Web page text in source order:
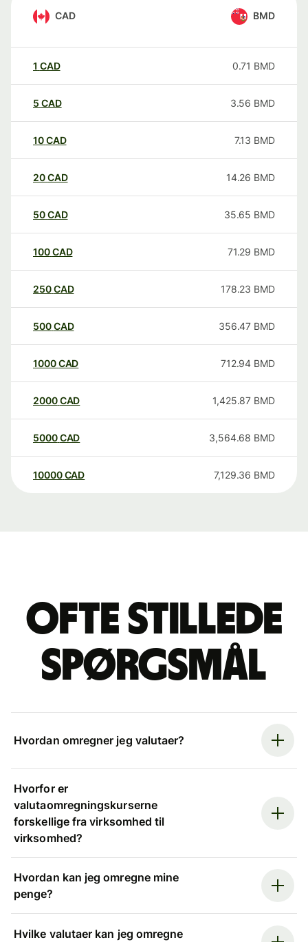
CAD BMD
1 CAD 0.71 BMD
5 CAD 3.56 BMD
10CAD 7.13 BMD
20CAD 14.26 BMD
50CAD 35.65 BMD
100CAD 71.29 BMD
250CAD 178.23 BMD
500CAD 356.47 BMD
1000CAD 712.94 BMD
2000CAD 1,425.87 BMD
5000CAD 3,564.68 BMD
10000 CAD 7,129.36 BMD
Ofte stillede
spørgsmål
Hvordan omregner jeg valutaer?
Hvorfor er
valutaomregningskurserne
forskellige fra virksomhed til
virksomhed?
Hvordan kan jeg omregne mine
penge?
Hvilke valutaer kan jeg omregne